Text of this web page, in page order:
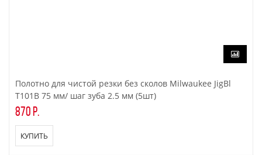
Полотно для чистой резки без сколов Milwaukee JigBl
T101B 75 мм/ шаг зуба 2.5 мм (5шт)
870 р.
КУПИТЬ